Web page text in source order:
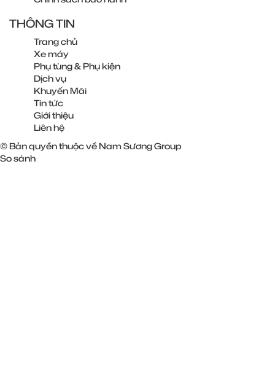
THÔNG TIN
Trang chủ
Xe máy
Phụ tùng & Phụ kiện
Dịch vụ
Khuyến Mãi
Tin tức
Giới thiệu
Liên hệ
© Bản quyền thuộc về Nam Sương Group
So sánh